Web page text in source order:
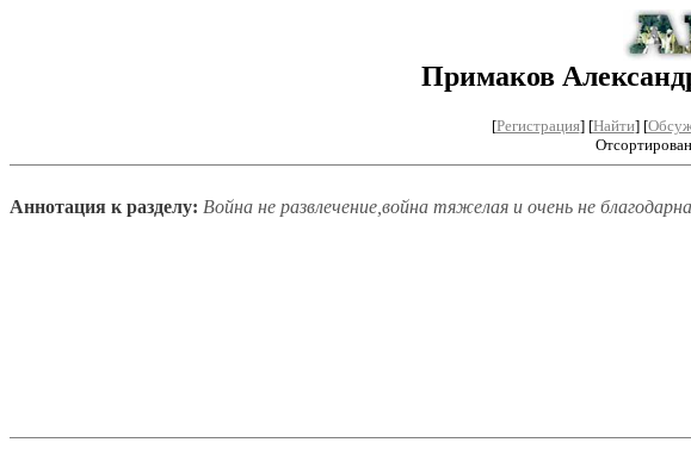
Примаков
[Регистрация] [Найти] [
Аннотация к разделу: Война не развлечение,война тяжелая и очень не